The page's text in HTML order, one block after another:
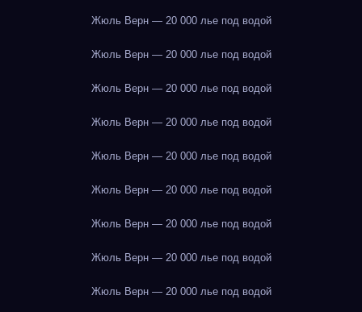
Жюль Верн — 20 000 лье под водой
Жюль Верн — 20 000 лье под водой
Жюль Верн — 20 000 лье под водой
Жюль Верн — 20 000 лье под водой
Жюль Верн — 20 000 лье под водой
Жюль Верн — 20 000 лье под водой
Жюль Верн — 20 000 лье под водой
Жюль Верн — 20 000 лье под водой
Жюль Верн — 20 000 лье под водой